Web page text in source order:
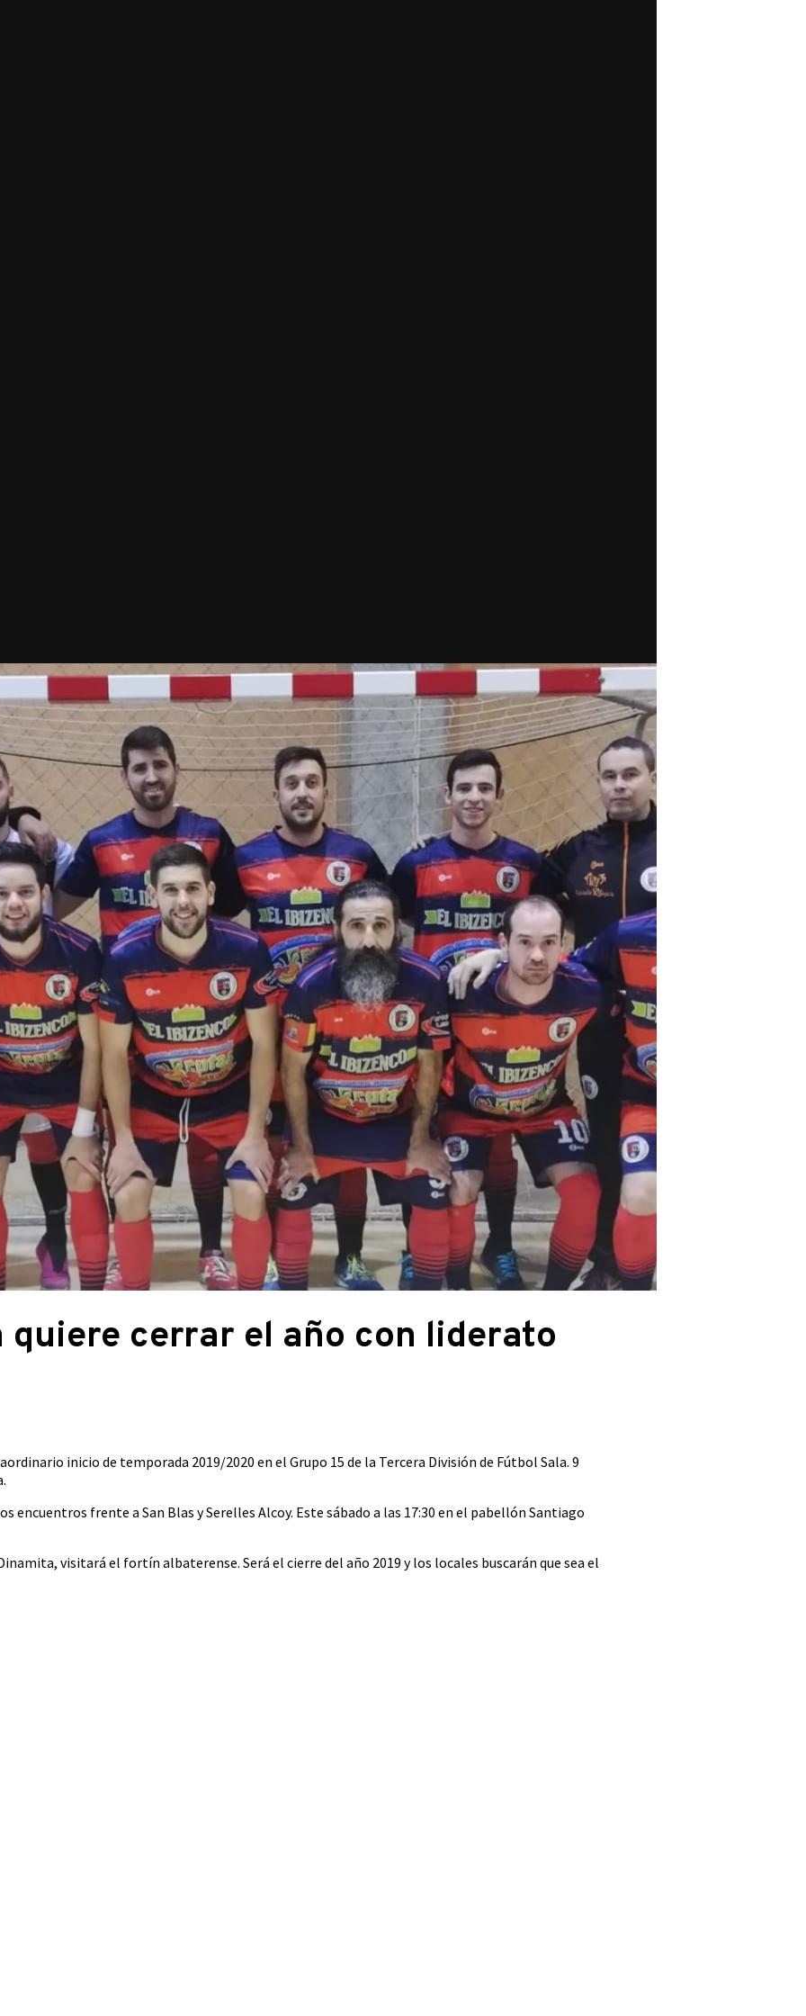
cerrar el año con liderato
inicio de temporada 2019/2020 en el Grupo 15 de la Tercera División de Fútbol Sala. 9
encuentros frente a San Blas y Serelles Alcoy. Este sábado a las 17:30 en el pabellón Santiago
visitará el fortín albaterense. Será el cierre del año 2019 y los locales buscarán que sea el